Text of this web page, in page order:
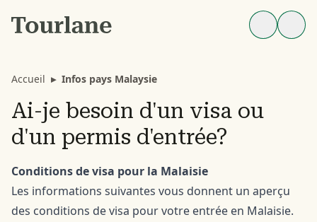
Accueil ▸ Infos pays Malaysie
Ai-je besoin d'un visa ou
d'un permis d'entrée?
Conditions de visa pour la Malaisie
Les informations suivantes vous donnent un aperçu
des conditions de visa pour votre entrée en Malaisie.